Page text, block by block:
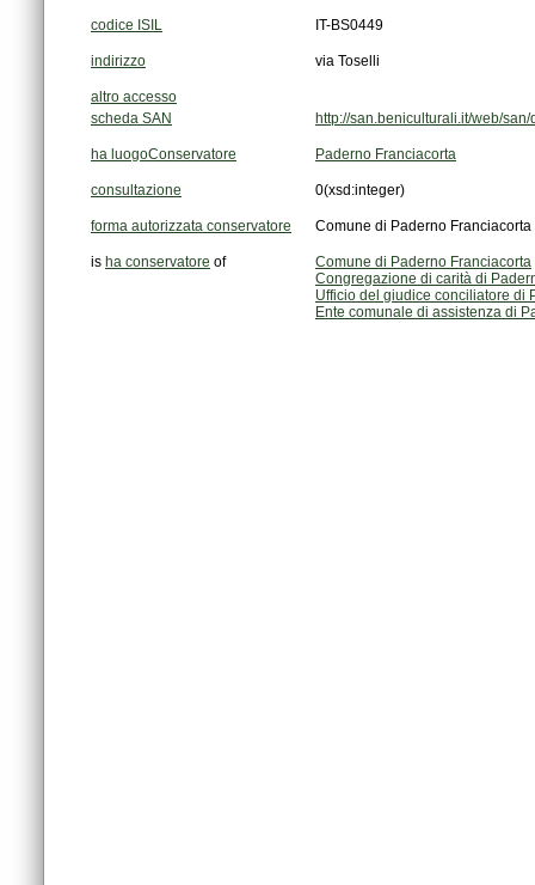
codice ISIL IT-BS0449
indirizzo via Toselli
altro accesso
scheda SAN
http://san.beniculturali.it/web/
ha luogoConservatore Paderno Franciacorta
consultazione 0(xsd:integer)
forma autorizzata conservatore Comune di Paderno Franciacorta
is ha conservatore of
Comune di Paderno Franciacorta
Congregazione di carità di
Ufficio del giudice conciliatore di
Ente comunale di assistenza di